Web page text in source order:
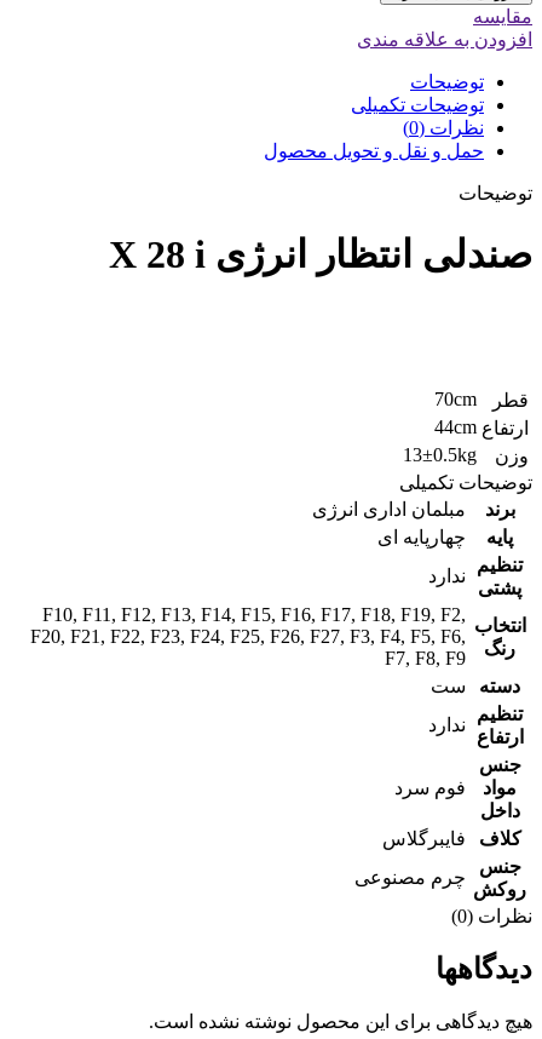
مقایسه
افزودن به علاقه مندی
توضیحات
توضیحات تکمیلی
نظرات (0)
حمل و نقل و تحویل محصول
توضیحات
صندلی انتظار انرژی X 28 i
قطر
70cm
ارتفاع 44cm
وزن
13±0.5kg
توضیحات تکمیلی
برند
مبلمان اداری انرژی
پایه
چهارپایه ای
تنظیم
پشتی
ندارد
انتخاب
رنگ
F10, F11 , F12, F13, F14, F15, F16, F17, F18, F19, F2,
F20, F21 , F22, F23, F24, F25, F26, F27, F3, F4, F5, F6,
F7, F8, F9
دسته
ست
تنظیم
ارتفاع
ندارد
جنس
مواد
داخل
فوم سرد
کلاف
فایبرگلاس
جنس
روکش
چرم مصنوعی
نظرات (0)
دیدگاهها
هیچ دیدگاهی برای این محصول نوشته نشده است.